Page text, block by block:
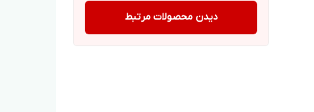
دیدن محصولات مرتبط